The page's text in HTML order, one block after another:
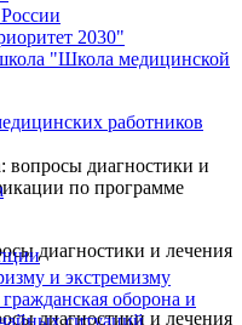
2030"
"Школа медицинской
и экстремизму
оборона и
ситуаций
работников
вопросы диагностики и
по программе
диагностики и лечения
диагностики и лечения